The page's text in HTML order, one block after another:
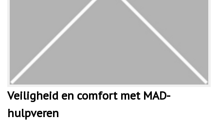
Veiligheid en comfort met MAD-
hulpveren